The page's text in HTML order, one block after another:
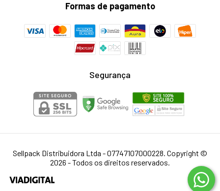
Formas de pagamento
Segurança
Sellpack Distribuidora Ltda - 07747107000228. Copyright ©
2026 - Todos os direitos reservados.